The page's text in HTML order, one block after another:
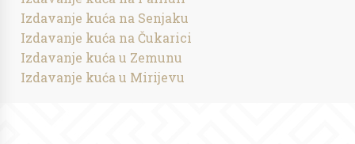
Izdavanje kuća na Senjaku
Izdavanje kuća na Čukarici
Izdavanje kuća u Zemunu
Izdavanje kuća u Mirijevu